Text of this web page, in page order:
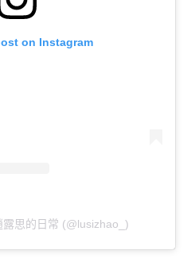
on Instagram
思的日常 (@lusizhao_)